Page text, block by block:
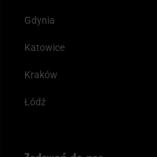
Gdynia
Katowice
Kraków
Łódź